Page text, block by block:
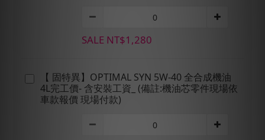
SALE NT$1,280
【 固特異】OPTIMAL SYN 5W-40 全合成機油
4L完工價- 含安裝工資_ (備註:機油芯零件現場依
車款報價 現場付款)